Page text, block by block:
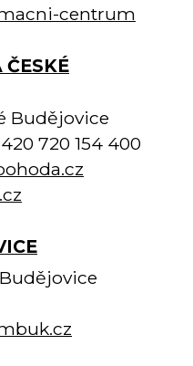
centrum
Budějovice
720 154 400